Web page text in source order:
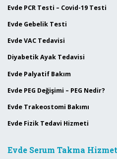
Evde PCR Testi – Covid-19 Testi
Evde Gebelik Testi
Evde VAC Tedavisi
Diyabetik Ayak Tedavisi
Evde Palyatif Bakım
Evde PEG Değişimi – PEG Nedir?
Evde Trakeostomi Bakımı
Evde Fizik Tedavi Hizmeti
Evde Serum Takma